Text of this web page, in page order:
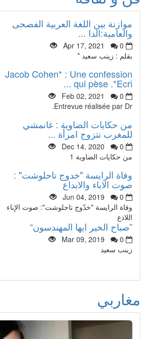
موازنة بين اللغة العربية الفصحى
والعامية:الدا ...
Apr 17, 2021
0
بقلم : زينب سعيد *
Jacob Cohen* : Une confession
qui pèse .*Ecri ...
Feb 02, 2021
0
Entrevue réalisée par Dr.
من حكايات الضاوية : غانمشي
للمغرب نتزوج امرأة ...
Dec 14, 2020
0
من حكايات الضاوية 1
وفاة الرايسة "خدوج تاحلوشت" :
صوت الاباء والابداع
Jun 04, 2019
0
وفاة الرايسة "خدّوج تاحلوشت": صوت الإباء
اللاذع
”صباح الخير ايها المهندسون“
Mar 09, 2019
0
زينب سعيد
مغاربي